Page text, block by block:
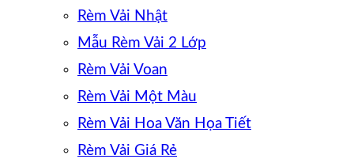
Rèm Vải Nhật
Mẫu Rèm Vải 2 Lớp
Rèm Vải Voan
Rèm Vải Một Màu
Rèm Vải Hoa Văn Họa Tiết
Rèm Vải Giá Rẻ